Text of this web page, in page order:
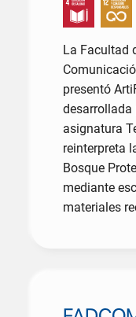
La Facultad
presentó
desarrollada
asignatura
reinterpreta
Bosque
mediante
materiales